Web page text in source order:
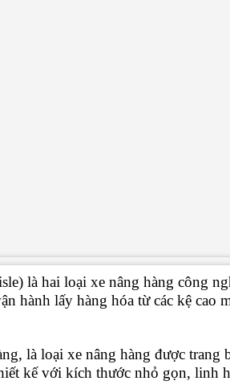
là hai loại xe nâng hàng công
hành lấy hàng hóa từ các kệ cao
là loại xe nâng hàng được
kế với kích thước nhỏ gọn,